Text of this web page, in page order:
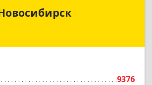
9376
1С-Рарус Новосибирск
обл, Новосибирск г,
Подробнее